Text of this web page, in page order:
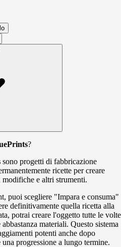
?
sono progetti di fabbricazione
ricette per creare
modifiche e altri strumenti.
puoi scegliere "Impara e consuma"
definitivamente quella ricetta alla
potrai creare l'oggetto tutte le volte
materiali. Questo sistema
potenti anche dopo
progressione a lungo termine.